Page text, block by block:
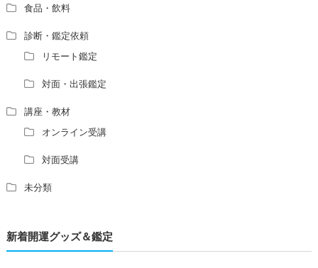
食品・飲料
診断・鑑定依頼
リモート鑑定
対面・出張鑑定
講座・教材
オンライン受講
対面受講
未分類
新着開運グッズ＆鑑定